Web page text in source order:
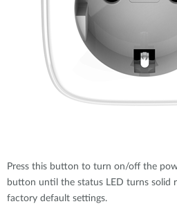
Press this button to turn on/off the
button until the status LED turns solid
factory default settings.